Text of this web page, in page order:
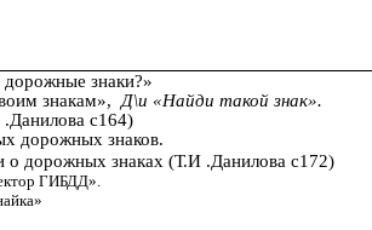
знаки?»
знакам», Д\и «Найди такой знак».
с164)
дорожных знаков.
о дорожных знаках (Т.И .Данилова с172)
ГИБДД».